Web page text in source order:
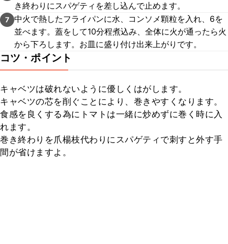
き終わりにスパゲティを差し込んで止めます。
7 中火で熱したフライパンに水、コンソメ顆粒を入れ、6を
並べます。蓋をして10分程煮込み、全体に火が通ったら火
から下ろします。お皿に盛り付け出来上がりです。
コツ・ポイント
キャベツは破れないように優しくはがします。
キャベツの芯を削ぐことにより、巻きやすくなります。
食感を良くする為にトマトは一緒に炒めずに巻く時に入
れます。
巻き終わりを爪楊枝代わりにスパゲティで刺すと外す手
間が省けますよ。